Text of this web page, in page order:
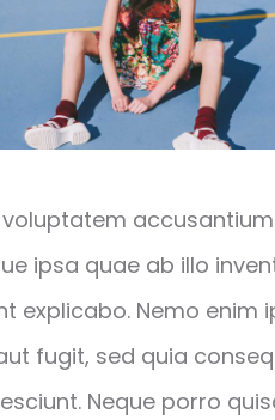
accusantium
ipsa quae ab illo
explicabo. Nemo enim
fugit, sed quia
Neque porro